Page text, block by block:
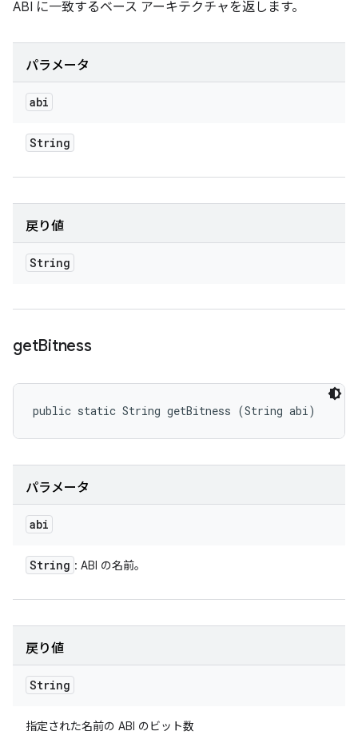
ABI に一致するベース アーキテクチャを返します。
パラメータ
abi
String
戻り値
String
getBitness
public static String getBitness (String abi)
パラメータ
abi
String : ABI の名前。
戻り値
String
指定された名前の ABI のビット数